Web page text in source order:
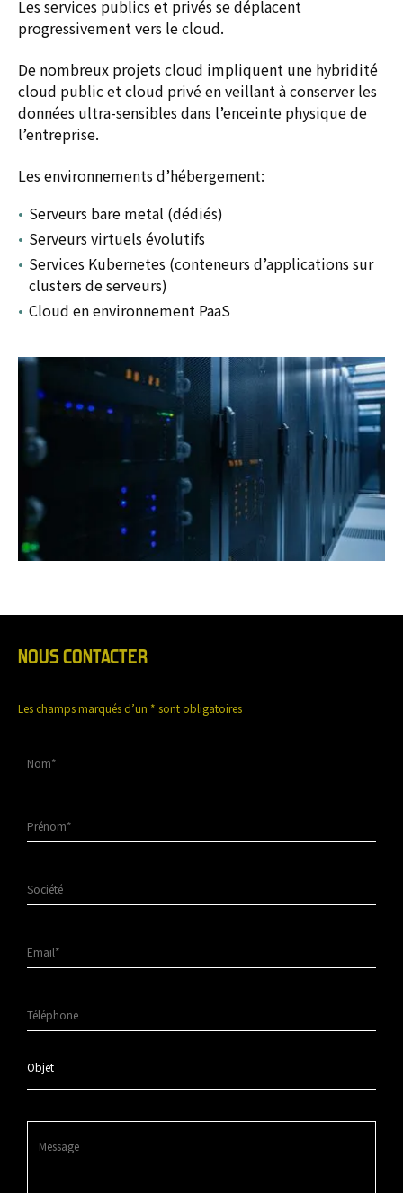
Les services publics et privés se déplacent
progressivement vers le cloud.
De nombreux projets cloud impliquent une hybridité
cloud public et cloud privé en veillant à conserver les
données ultra-sensibles dans l’enceinte physique de
l’entreprise.
Les environnements d’hébergement:
Serveurs bare metal (dédiés)
Serveurs virtuels évolutifs
Services Kubernetes (conteneurs d’applications sur
clusters de serveurs)
Cloud en environnement PaaS
NOUS CONTACTER
Les champs marqués d’un * sont obligatoires
Objet